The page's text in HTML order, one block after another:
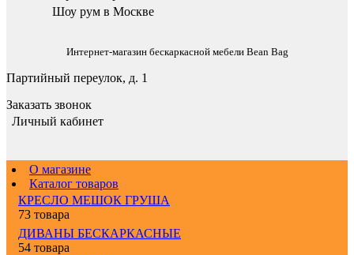
Шоу рум в Москве
Интернет-магазин бескаркасной мебели Bean Bag
Партийный переулок, д. 1
Заказать звонок
Личный кабинет
О магазине
Каталог товаров
КРЕСЛО МЕШОК ГРУША
73 товара
ДИВАНЫ БЕСКАРКАСНЫЕ
54 товара